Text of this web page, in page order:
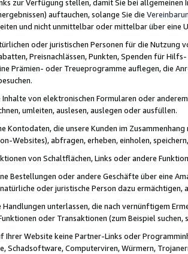
zur Verfügung stellen, damit Sie bei
auftauchen, solange Sie die
und nicht unmittelbar oder mittelbar über eine
oder juristischen Personen für die Nutzung
Preisnachlässen, Punkten, Spenden für
Prämien- oder Treueprogramme auflegen, die
Inhalte von elektronischen Formularen oder
umleiten, auslesen, auslegen oder ausfüllen.
Kontodaten, die unsere Kunden im
Websites), abfragen, erheben, einholen,
von Schaltflächen, Links oder andere
Bestellungen oder andere Geschäfte über eine
oder juristische Person dazu
unterlassen, die nach vernünftigem
oder Transaktionen (zum Beispiel
Ihrer Website keine Partner-Links oder
Schadsoftware, Computerviren, Würmern,